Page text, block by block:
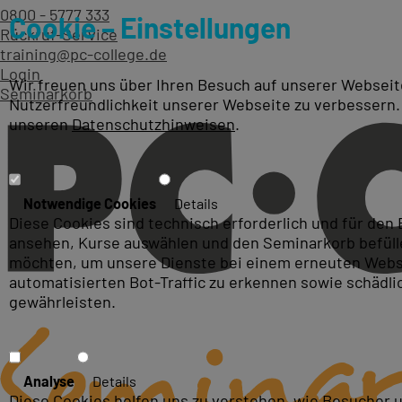
0800 - 5777 333
Rückruf-Service
training@pc-college.de
Login
Seminarkorb
Photoshop Kurse und
Kreativität im Fokus!
Cookie – Einstellungen
Wir freuen uns über Ihren Besuch auf unserer
Nutzerfreundlichkeit unserer Webseite zu
unserenDatenschutzhinweisen.
Notwendige Cookies Details
Diese Cookies sind technisch erforderlich und für
ansehen, Kurse auswählen und den Seminarkorb
möchten, um unsere Dienste bei einem erneuten
automatisierten Bot-Traffic zu erkennen sowie
gewährleisten.
Analyse Details